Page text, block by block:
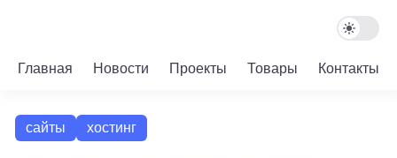
Главная Новости Проекты Товары Контакты
сайты хостинг